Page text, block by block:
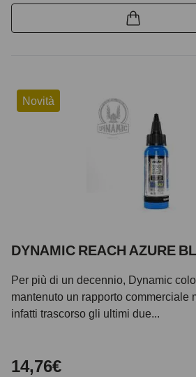
Novità
DYNAMIC REACH AZURE
Per più di un decennio, Dynamic
mantenuto un rapporto commerciale
infatti trascorso gli ultimi due...
14,76€